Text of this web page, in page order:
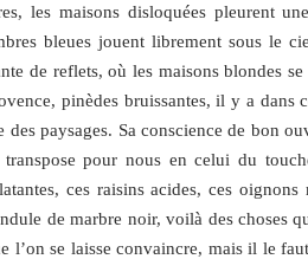
les maisons disloquées pleurent
bleues jouent librement sous le
de reflets, où les maisons blondes
pinèdes bruissantes, il y a dans
des paysages. Sa conscience de bon
transpose pour nous en celui du
ces raisins acides, ces
de marbre noir, voilà des choses
l’on se laisse convaincre, mais il le